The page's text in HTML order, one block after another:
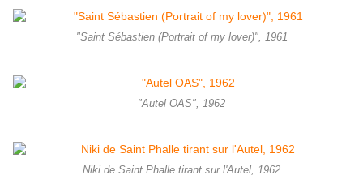
"Saint Sébastien (Portrait of my lover)", 1961
"Autel OAS", 1962
Niki de Saint Phalle tirant sur l'Autel, 1962